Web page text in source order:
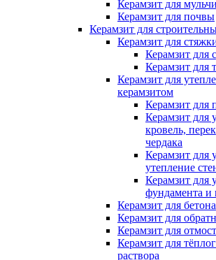
Керамзит для
Керамзит для почвы
Керамзит для
Керамзит для
Керамзит для
Керамзит для
Керамзит для
керамзитом
Керамзит для
Керамзит для
кровель,
чердака
Керамзит для
утепление
Керамзит для
фундамента и
Керамзит для бетона
Керамзит для
Керамзит для
Керамзит для
раствора